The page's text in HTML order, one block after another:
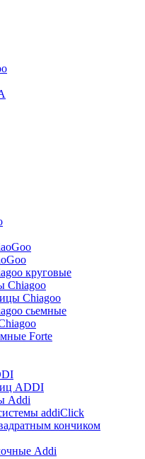
круговые
Chiagoo
Chiagoo
сьемные
Forte
ADDI
Addi
addiClick
кончиком
Addi